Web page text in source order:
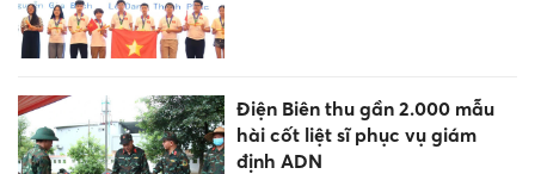
Điện Biên thu gần 2.000 mẫu
hài cốt liệt sĩ phục vụ giám
định ADN